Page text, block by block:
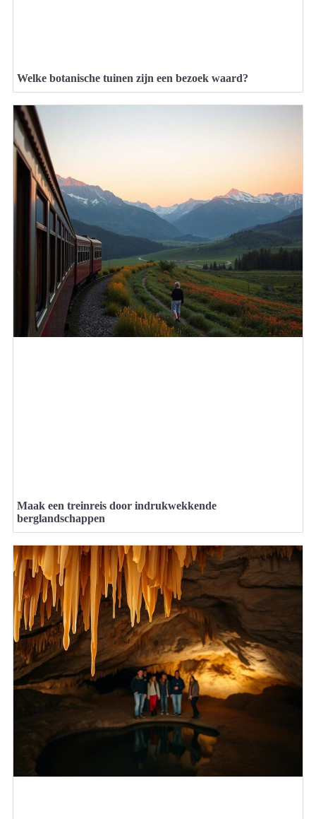
Welke botanische tuinen zijn een bezoek waard?
Maak een treinreis door indrukwekkende
berglandschappen